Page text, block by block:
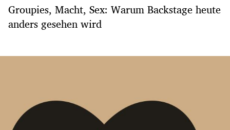
Groupies, Macht, Sex: Warum Backstage heute
anders gesehen wird